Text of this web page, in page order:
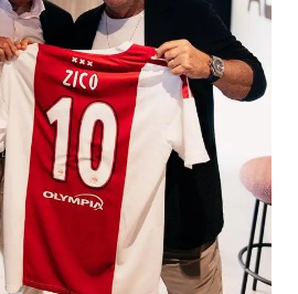
浙江最强风雨时段已锁定
万岁山接盘烂尾恒大文旅城
老人被城管撞倒后离世亲属质疑记录仪
习近平心系体育强国建设